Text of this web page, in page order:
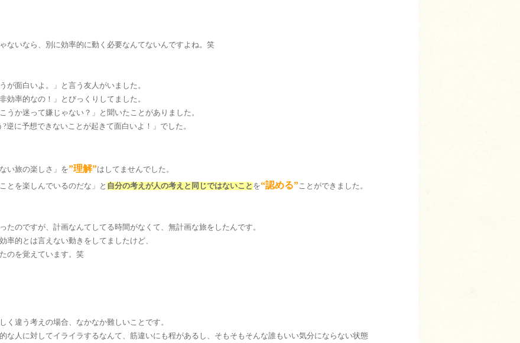
ないなら、別に効率的に動く必要なんてないんですよね。笑
が面白いよ。」と言う友人がいました。
効率的なの！」とびっくりしてました。
うか迷って嫌じゃない？」と聞いたことがありました。
逆に予想できないことが起きて面白いよ！」でした。
い旅の楽しさ」を”理解”はしてませんでした。
とを楽しんでいるのだな」と 自分の考えが人の考えと同じではないこと を“認める”ことができました。
たのですが、計画なんてしてる時間がなくて、無計画な旅をしたんです。
率的とは言えない動きをしてましたけど、
のを覚えています。笑
く違う考えの場合、なかなか難しいことです。
な人に対してイライラするなんて、筋違いにも程があるし、そもそもそんな誰もいい気分にならない状態